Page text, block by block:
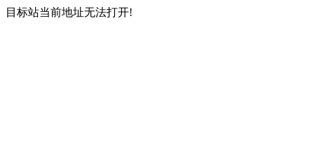
目标站当前地址无法打开!